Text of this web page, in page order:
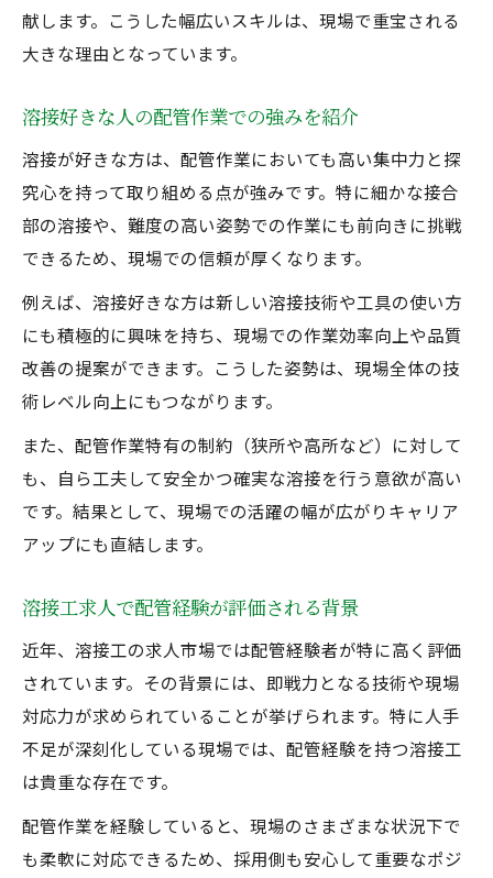
献します。こうした幅広いスキルは、現場で重宝される
大きな理由となっています。
溶接好きな人の配管作業での強みを紹介
溶接が好きな方は、配管作業においても高い集中力と探
究心を持って取り組める点が強みです。特に細かな接合
部の溶接や、難度の高い姿勢での作業にも前向きに挑戦
できるため、現場での信頼が厚くなります。
例えば、溶接好きな方は新しい溶接技術や工具の使い方
にも積極的に興味を持ち、現場での作業効率向上や品質
改善の提案ができます。こうした姿勢は、現場全体の技
術レベル向上にもつながります。
また、配管作業特有の制約（狭所や高所など）に対して
も、自ら工夫して安全かつ確実な溶接を行う意欲が高い
です。結果として、現場での活躍の幅が広がりキャリア
アップにも直結します。
溶接工求人で配管経験が評価される背景
近年、溶接工の求人市場では配管経験者が特に高く評価
されています。その背景には、即戦力となる技術や現場
対応力が求められていることが挙げられます。特に人手
不足が深刻化している現場では、配管経験を持つ溶接工
は貴重な存在です。
配管作業を経験していると、現場のさまざまな状況下で
も柔軟に対応できるため、採用側も安心して重要なポジ